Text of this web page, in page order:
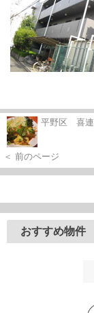
平野区 喜連
＜ 前のページ
おすすめ物件